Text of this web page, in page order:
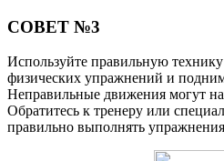
СОВЕТ №3
Используйте правильную
физических упражнений и
Неправильные движения могут
Обратитесь к тренеру или
правильно выполнять